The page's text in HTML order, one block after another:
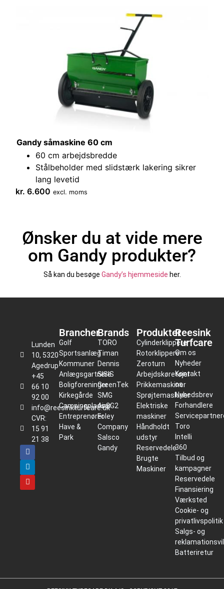
Gandy såmaskine 60 cm
60 cm arbejdsbredde
Stålbeholder med slidstærk lakering sikrer
lang levetid
kr. 6.600 excl. moms
Ønsker du at vide mere
om Gandy produkter?
Så kan du besøge Gandy’s hjemmeside her.
Lunden
10, 5320
Agedrup
+45
66 10
92 00
info@reesinkturfcare.dk
CVR:
15 91
21 38
Brancher
Golf
Sportsanlæg
Kommuner
Anlægsgartnere
Boligforeninger
Kirkegårde
Campingpladser
Entreprenører
Have &
Park
Brands
TORO
Timan
Dennis
SISIS
GreenTek
SMG
Air2G2
Foley
Company
Salsco
Gandy
Produkter
Cylinderklippere
Rotorklippere
Zeroturn
Arbejdskøretøjer
Prikkemaskiner
Sprøjtemaskiner
Elektriske
maskiner
Håndholdt
udstyr
Reservedele
Brugte
Maskiner
Reesink
Turfcare
Om os
Nyheder
Kontakt
os
Nyhedsbrev
Forhandlere
Toro
Intelli
360
Tilbud og
kampagner
Reservedele
Finansiering
Værksted
Cookie- og
privatlivspolitik
Salgs- og
Batteriretur